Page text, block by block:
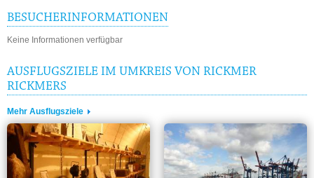
BESUCHERINFORMATIONEN
Keine Informationen verfügbar
AUSFLUGSZIELE IM UMKREIS VON RICKMER
RICKMERS
Mehr Ausflugsziele